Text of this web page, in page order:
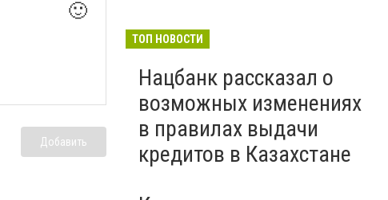
🙂
Добавить
ТОП НОВОСТИ
Нацбанк рассказал о
возможных изменениях
в правилах выдачи
кредитов в Казахстане